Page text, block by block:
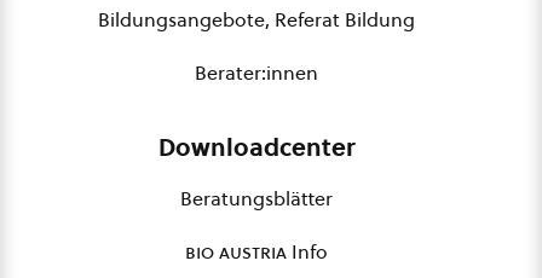
Bildungsangebote, Referat Bildung
Berater:innen
Downloadcenter
Beratungsblätter
bio austria Info